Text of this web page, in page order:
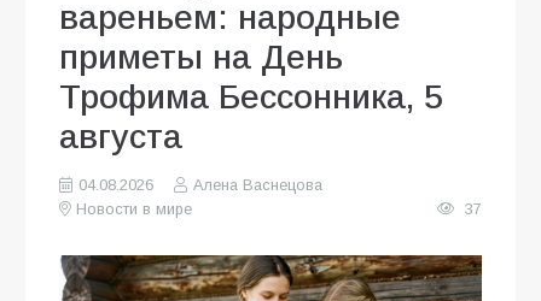
вареньем: народные
приметы на День
Трофима Бессонника, 5
августа
04.08.2026
Алена Васнецова
Новости в мире
37